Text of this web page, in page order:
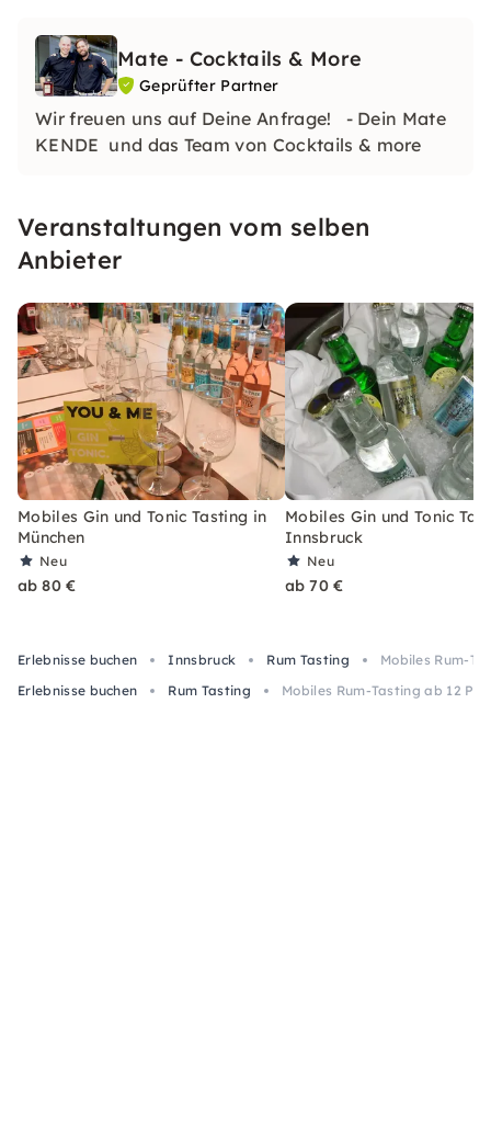
Mate - Cocktails & More
Geprüfter Partner
Wir freuen uns auf Deine Anfrage! - Dein Mate
KENDE und das Team von Cocktails & more
Veranstaltungen vom selben
Anbieter
Mobiles Gin und Tonic Tasting in
München
Neu
ab 80 €
Mobiles Gin und Tonic
Innsbruck
Neu
ab 70 €
Erlebnisse buchen Innsbruck Rum Tasting
Mobiles Rum-
Erlebnisse buchen
Rum Tasting Mobiles Rum-Tasting ab 12